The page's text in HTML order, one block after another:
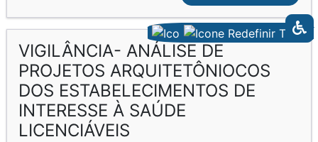
VIGILÂNCIA- ANÁLISE DE
PROJETOS ARQUITETÔNIOCOS
DOS ESTABELECIMENTOS DE
INTERESSE À SAÚDE
LICENCIÁVEIS